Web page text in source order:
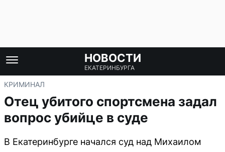
НОВОСТИ
ЕКАТЕРИНБУРГА
КРИМИНАЛ
Отец убитого спортсмена задал
вопрос убийце в суде
В Екатеринбурге начался суд над Михаилом